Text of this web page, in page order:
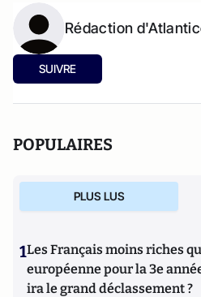
Rédaction
SUIVRE
POPULAIRES
PLUS LUS
1Les Français moins riches
européenne pour la 3e
ira le grand déclassement ?